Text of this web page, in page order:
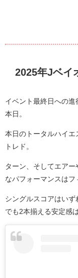
2025年Jベイ
イベント最終日への
本日。
本日のトータルハイエ
トレド。
ターン、そしてエア
なパフォーマンスはフ
シングルスコアはい
でも2本揃える安定感